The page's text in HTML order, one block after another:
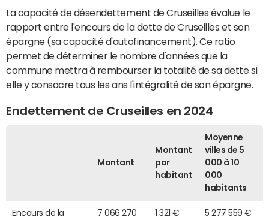
La capacité de désendettement de Cruseilles évalue le
rapport entre l'encours de la dette de Cruseilles et son
épargne (sa capacité d'autofinancement). Ce ratio
permet de déterminer le nombre d'années que la
commune mettra à rembourser la totalité de sa dette si
elle y consacre tous les ans l'intégralité de son épargne.
Endettement de Cruseilles en 2024
Montant
Montant
par
habitant
Moyenne
villes de 5
000 à 10
000
habitants
Encours de la
7 066 270
1 321 € 5 277 559 €